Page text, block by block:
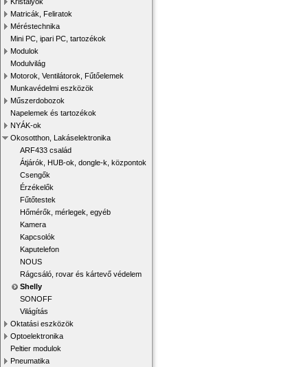
Matricák, Feliratok
Méréstechnika
Mini PC, ipari PC, tartozékok
Modulok
Modulvilág
Motorok, Ventilátorok, Fűtőelemek
Munkavédelmi eszközök
Műszerdobozok
Napelemek és tartozékok
NYÁK-ok
Okosotthon, Lakáselektronika
ARF433 család
Átjárók, HUB-ok, dongle-k, központok
Csengők
Érzékelők
Fűtőtestek
Hőmérők, mérlegek, egyéb
Kamera
Kapcsolók
Kaputelefon
NOUS
Rágcsáló, rovar és kártevő védelem
Shelly
SONOFF
Világítás
Oktatási eszközök
Optoelektronika
Peltier modulok
Pneumatika